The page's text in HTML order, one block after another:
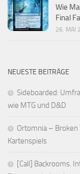
Wie
Final
26. MAI
NEUESTE BEITRÄGE
Sideboarded:
wie MTG und D&D
Ortomnia –
Kartenspiels
[Call] Backrooms.